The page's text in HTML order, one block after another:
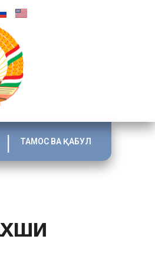
ТАМОС ВА ҚАБУЛ